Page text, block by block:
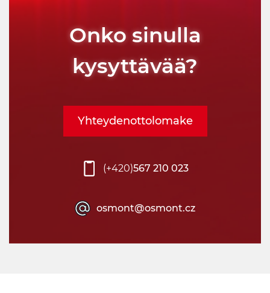
Onko sinulla
kysyttävää?
(+420)567 210 023
osmont@osmont.cz
Yhteydenottolomake